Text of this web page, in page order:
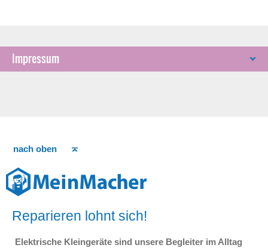
Impressum
nach oben
Reparieren lohnt sich!
Elektrische Kleingeräte sind unsere Begleiter im Alltag